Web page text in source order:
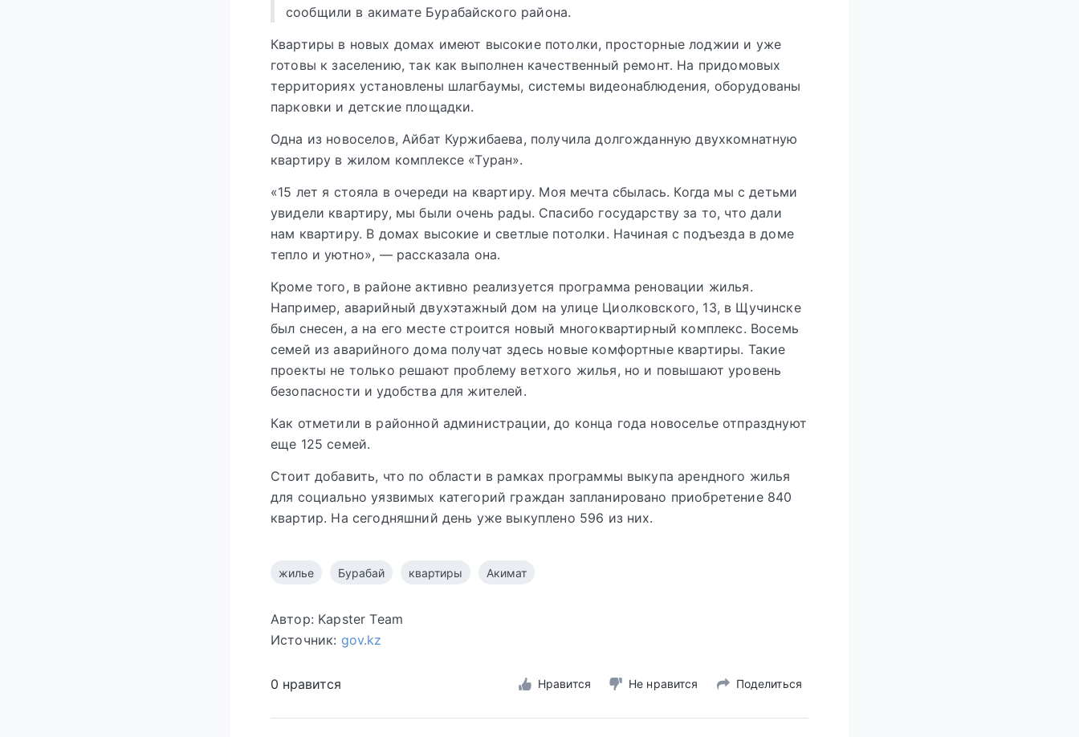
сообщили в акимате Бурабайского района.
Квартиры в новых домах имеют высокие потолки, просторные лоджии и уже
готовы к заселению, так как выполнен качественный ремонт. На придомовых
территориях установлены шлагбаумы, системы видеонаблюдения, оборудованы
парковки и детские площадки.
Одна из новоселов, Айбат Куржибаева, получила долгожданную двухкомнатную
квартиру в жилом комплексе «Туран».
«15 лет я стояла в очереди на квартиру. Моя мечта сбылась. Когда мы с детьми
увидели квартиру, мы были очень рады. Спасибо государству за то, что дали
нам квартиру. В домах высокие и светлые потолки. Начиная с подъезда в доме
тепло и уютно», — рассказала она.
Кроме того, в районе активно реализуется программа реновации жилья.
Например, аварийный двухэтажный дом на улице Циолковского, 13, в Щучинске
был снесен, а на его месте строится новый многоквартирный комплекс. Восемь
семей из аварийного дома получат здесь новые комфортные квартиры. Такие
проекты не только решают проблему ветхого жилья, но и повышают уровень
безопасности и удобства для жителей.
Как отметили в районной администрации, до конца года новоселье отпразднуют
еще 125 семей.
Стоит добавить, что по области в рамках программы выкупа арендного жилья
для социально уязвимых категорий граждан запланировано приобретение 840
квартир. На сегодняшний день уже выкуплено 596 из них.
жилье Бурабай квартиры Акимат
Автор: Kapster Team
Источник: gov.kz
0 нравится Нравится Не нравится Поделиться